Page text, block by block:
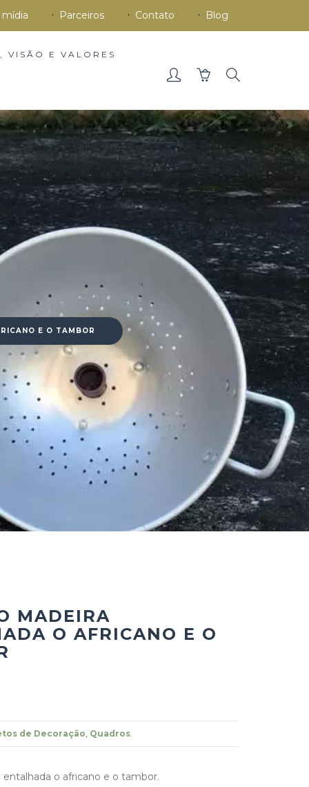
mídia Parceiros Contato Blog
VISÃO E VALORES
E O TAMBOR
MADEIRA
O AFRICANO E O
de Decoração, Quadros.
entalhada o africano e o tambor.